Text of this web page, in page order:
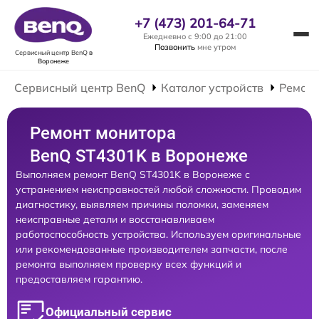
Сервисный центр BenQв
Воронеже
+7 (473) 201-64-71
Ежедневно с 9:00 до 21:00
Позвонить мне утром
Сервисный центр BenQ Каталог устройств
Ремонт монитора
BenQ ST4301K в Воронеже
Выполняем ремонт BenQ ST4301K в Воронеже с
устранением неисправностей любой сложности. Проводим
диагностику, выявляем причины поломки, заменяем
неисправные детали и восстанавливаем
работоспособность устройства. Используем оригинальные
или рекомендованные производителем запчасти, после
ремонта выполняем проверку всех функций и
предоставляем гарантию.
Официальный сервис